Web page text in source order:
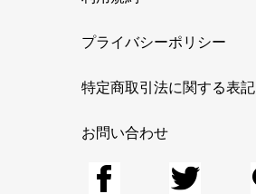
プライバシーポリシー
特定商取引法に関する表記
お問い合わせ